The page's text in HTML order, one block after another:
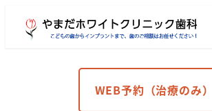
WEB予約（治療のみ）